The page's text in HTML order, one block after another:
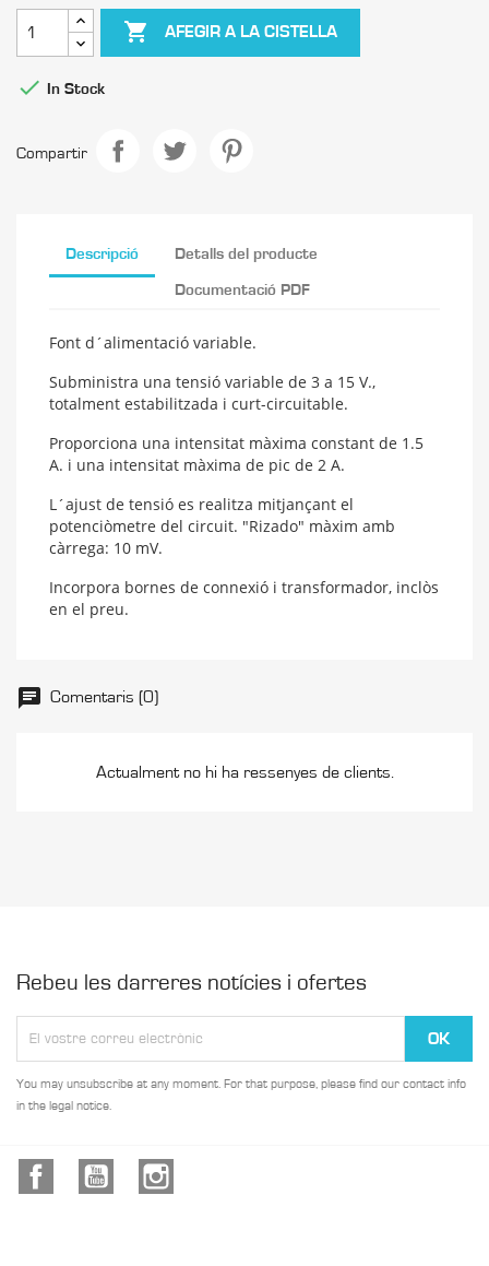
 AFEGIR A LA CISTELLA
 In Stock
Compartir
Descripció Detalls del producte
Documentació PDF
Font d´alimentació variable.
Subministra una tensió variable de 3 a 15 V.,
totalment estabilitzada i curt-circuitable.
Proporciona una intensitat màxima constant de 1.5
A. i una intensitat màxima de pic de 2 A.
L´ajust de tensió es realitza mitjançant el
potenciòmetre del circuit. "Rizado" màxim amb
càrrega: 10 mV.
Incorpora bornes de connexió i transformador, inclòs
en el preu.
Comentaris (0)
Actualment no hi ha ressenyes de clients.
Rebeu les darreres notícies i ofertes
You may unsubscribe at any moment. For that purpose, please find our contact info
in the legal notice.
Facebook YouTube